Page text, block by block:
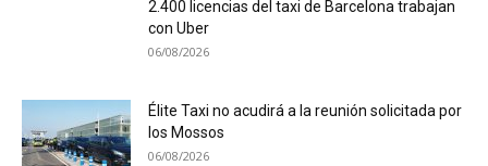
2.400 licencias del taxi de Barcelona trabajan
con Uber
06/08/2026
Élite Taxi no acudirá a la reunión solicitada por
los Mossos
06/08/2026